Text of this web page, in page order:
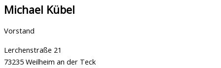
Michael Kübel
Vorstand
Lerchenstraße 21
73235 Weilheim an der Teck